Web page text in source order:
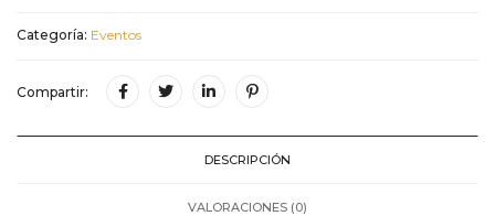
Categoría: Eventos
Compartir:
DESCRIPCIÓN
VALORACIONES (0)